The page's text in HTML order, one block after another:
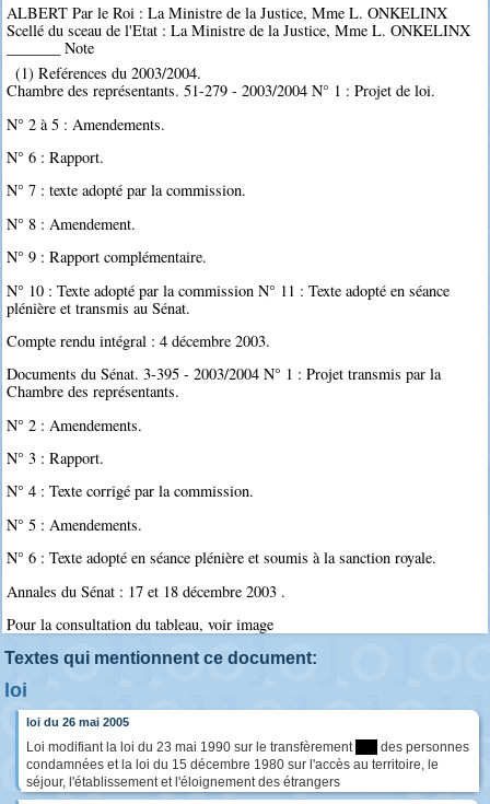
ALBERT Par le Roi : La Ministre de la Justice, Mme L. ONKELINX
Scellé du sceau de l'Etat : La Ministre de la Justice, Mme L. ONKELINX
_______ Note
(1) Reférences du 2003/2004.
Chambre des représentants. 51-279 - 2003/2004 N° 1 : Projet de loi.
N° 2 à 5 : Amendements.
N° 6 : Rapport.
N° 7 : texte adopté par la commission.
N° 8 : Amendement.
N° 9 : Rapport complémentaire.
N° 10 : Texte adopté par la commission N° 11 : Texte adopté en séance
plénière et transmis au Sénat.
Compte rendu intégral : 4 décembre 2003.
Documents du Sénat. 3-395 - 2003/2004 N° 1 : Projet transmis par la
Chambre des représentants.
N° 2 : Amendements.
N° 3 : Rapport.
N° 4 : Texte corrigé par la commission.
N° 5 : Amendements.
N° 6 : Texte adopté en séance plénière et soumis à la sanction royale.
Annales du Sénat : 17 et 18 décembre 2003 .
Pour la consultation du tableau, voir image
Textes qui mentionnent ce document:
loi
loi du 26 mai 2005
Loi modifiant la loi du 23 mai 1990 sur le transfèrement
des personnes
condamnées et la loi du 15 décembre 1980 sur l'accès au territoire, le
séjour, l'établissement et l'éloignement des étrangers